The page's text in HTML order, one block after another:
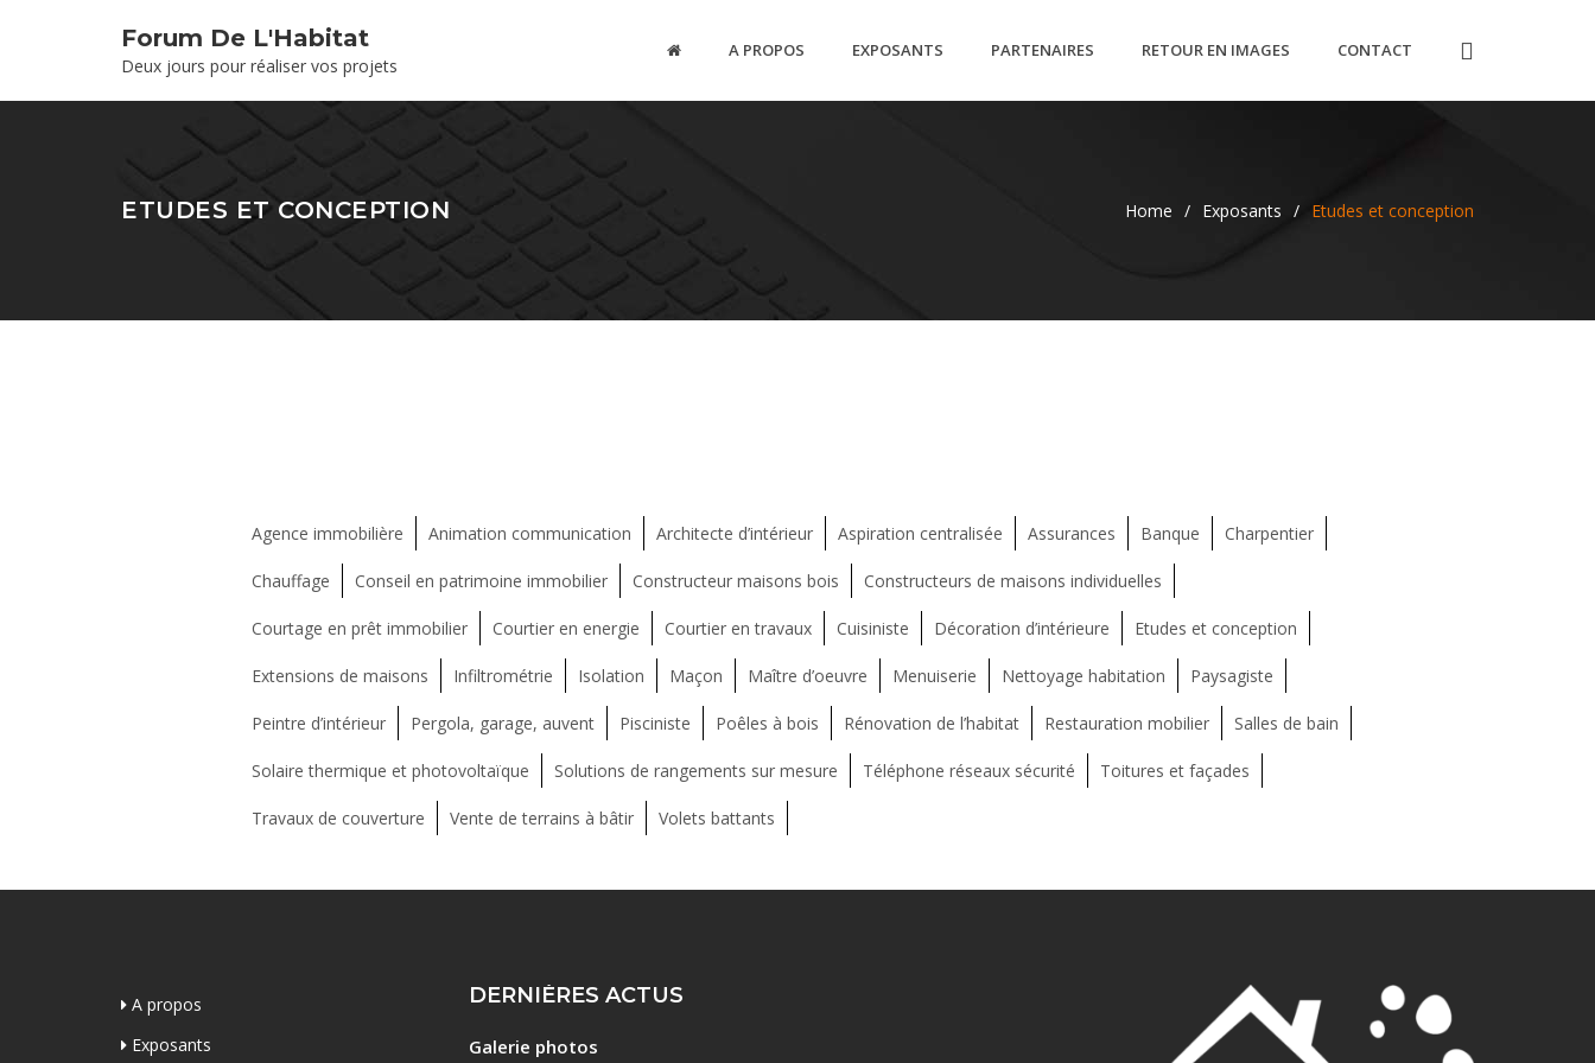
Forum De L'Habitat
Deux jours pour réaliser vos projets
A PROPOS EXPOSANTS PARTENAIRES RETOUR EN IMAGES CONTACT
ETUDES ET CONCEPTION Home / Exposants / Etudes et conception
Agence immobilière Animation communication Architecte d’intérieur Aspiration centralisée Assurances Banque Charpentier
Chauffage Conseil en patrimoine immobilier Constructeur maisons bois Constructeurs de maisons individuelles
Courtage en prêt immobilier Courtier en energie Courtier en travaux Cuisiniste Décoration d’intérieure Etudes et conception
Extensions de maisons Infiltrométrie Isolation Maçon Maître d’oeuvre Menuiserie Nettoyage habitation Paysagiste
Peintre d’intérieur Pergola, garage, auvent Pisciniste Poêles à bois Rénovation de l’habitat Restauration mobilier Salles de bain
Solaire thermique et photovoltaïque Solutions de rangements sur mesure Téléphone réseaux sécurité Toitures et façades
Travaux de couverture Vente de terrains à bâtir Volets battants
A propos
Exposants
DERNIÈRES ACTUS
Galerie photos